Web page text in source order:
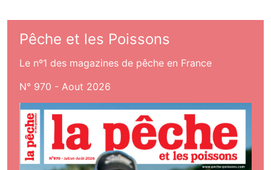
Pêche et les Poissons
Le nº1 des magazines de pêche en France
N° 970 - Aout 2026